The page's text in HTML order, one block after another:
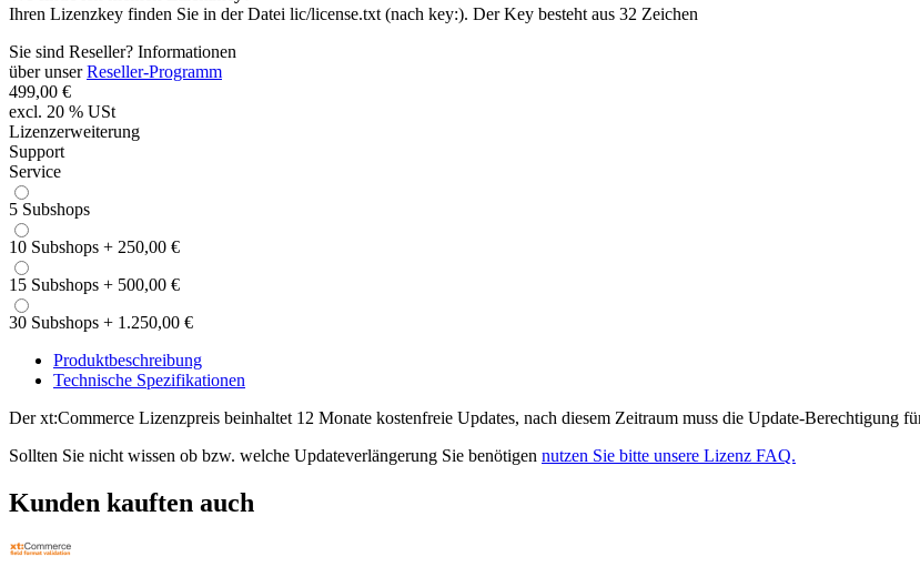
Ihren Lizenzkey finden Sie in der Datei lic/license.txt (nach key:). Der Key besteht aus 32 Zeichen
Sie sind Reseller? Informationen
über unserReseller-Programm
499,00 €
excl. 20 % USt
Lizenzerweiterung
Support
Service
5 Subshops
10 Subshops + 250,00 €
15 Subshops + 500,00 €
30 Subshops + 1.250,00 €
Produktbeschreibung
Technische Spezifikationen
Der xt:Commerce Lizenzpreis beinhaltet 12 Monate kostenfreie Updates, nach diesem Zeitraum muss die Update-Berechtigung
Sollten Sie nicht wissen ob bzw. welche Updateverlängerung Sie benötigen nutzen Sie bitte unsere Lizenz FAQ.
Kunden kauften auch